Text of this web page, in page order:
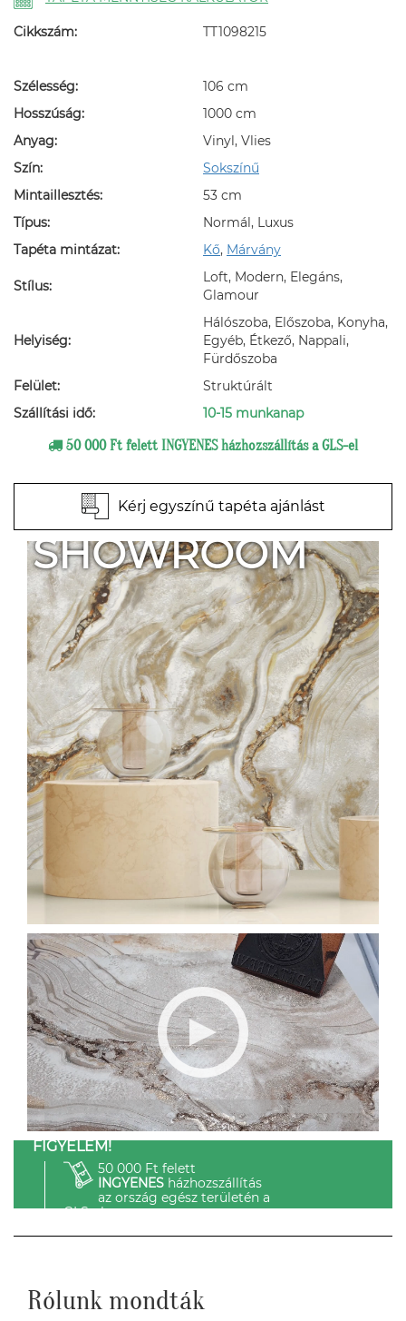
Cikkszám: TT1098215
Szélesség:
106 cm
Hosszúság:
1000 cm
Anyag:
Vinyl, Vlies
Szín:
Sokszínű
Mintaillesztés:
53 cm
Típus:
Normál, Luxus
Tapéta mintázat:
Kő, Márvány
Stílus:
Loft, Modern, Elegáns,
Glamour
Helyiség:
Hálószoba, Előszoba, Konyha,
Egyéb, Étkező, Nappali,
Fürdőszoba
Felület:
Struktúrált
Szállítási idő:
10-15 munkanap
50 000 Ft felett INGYENES házhozszállítás a GLS-el
Kérj egyszínű tapéta ajánlást
SHOWROOM
FIGYELEM!
50 000 Ft felett
INGYENESházhozszállítás
az ország egész területén a
GLS-el.
Rólunk mondták